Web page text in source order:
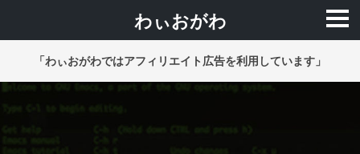
わぃおがわ
「わぃおがわではアフィリエイト広告を利用しています」